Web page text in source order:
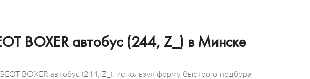
BOXER автобус (244, Z_) в Минске
BOXER автобус (244, Z_), используя форму быстрого подбора